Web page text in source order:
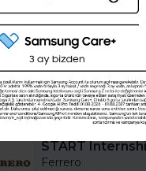
Ferrero